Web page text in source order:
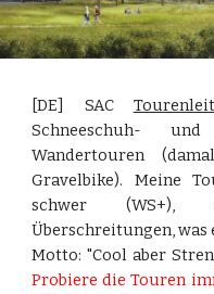
[DE] SAC
Schneeschuh-
Wandertouren
Gravelbike). Meine
schwer (WS+),
Überschreitungen, was
Motto: "Cool aber
Probiere die Touren